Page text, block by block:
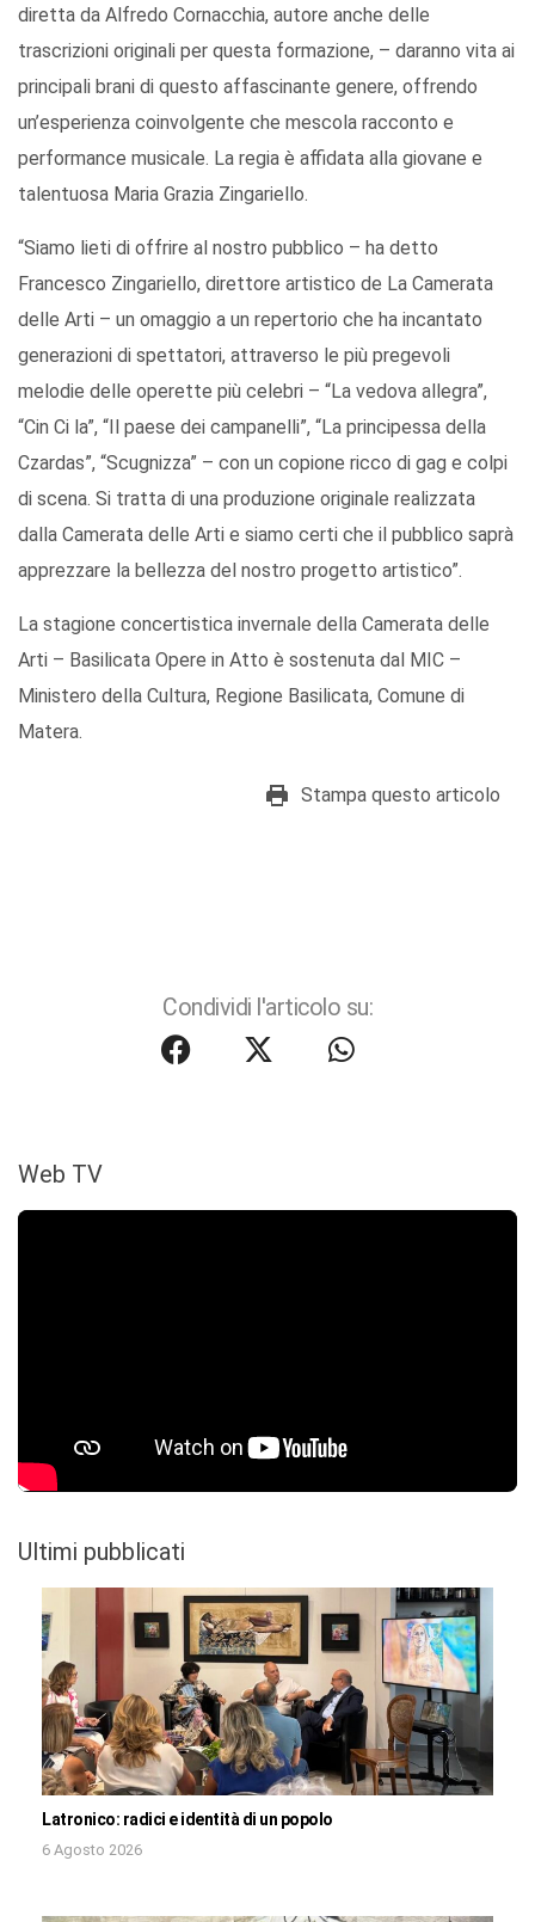
diretta da Alfredo Cornacchia, autore anche delle
trascrizioni originali per questa formazione, – daranno vita ai
principali brani di questo affascinante genere, offrendo
un’esperienza coinvolgente che mescola racconto e
performance musicale. La regia è affidata alla giovane e
talentuosa Maria Grazia Zingariello.
“Siamo lieti di offrire al nostro pubblico – ha detto
Francesco Zingariello, direttore artistico de La Camerata
delle Arti – un omaggio a un repertorio che ha incantato
generazioni di spettatori, attraverso le più pregevoli
melodie delle operette più celebri – “La vedova allegra”,
“Cin Ci la”, “Il paese dei campanelli”, “La principessa della
Czardas”, “Scugnizza” – con un copione ricco di gag e colpi
di scena. Si tratta di una produzione originale realizzata
dalla Camerata delle Arti e siamo certi che il pubblico saprà
apprezzare la bellezza del nostro progetto artistico”.
La stagione concertistica invernale della Camerata delle
Arti – Basilicata Opere in Atto è sostenuta dal MIC –
Ministero della Cultura, Regione Basilicata, Comune di
Matera.
Stampa questo articolo
Condividi l'articolo su:
Web TV
Ultimi pubblicati
Latronico: radici e identità di un popolo
6 Agosto 2026